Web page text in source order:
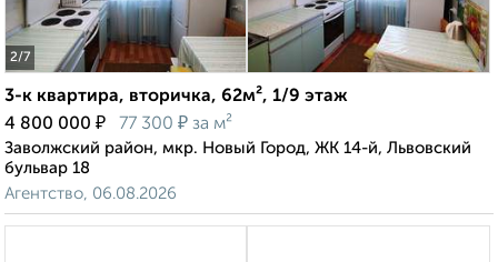
2/7
3-к квартира, вторичка, 62м², 1/9 этаж
4 800 000 ₽ 77 300 ₽ за м²
Заволжский район, мкр. Новый Город, ЖК 14-й, Львовский
бульвар 18
Агентство, 06.08.2026